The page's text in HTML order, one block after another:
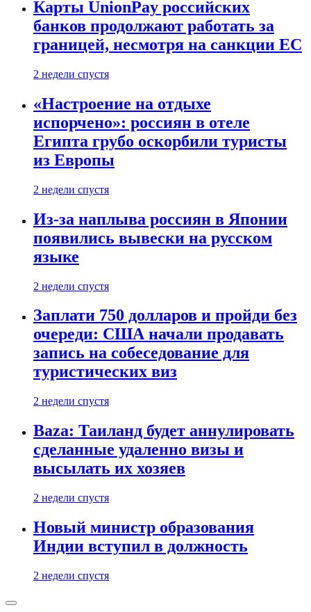
Карты UnionPay российских
банков продолжают работать за
границей, несмотря на санкции ЕС
2 недели спустя
«Настроение на отдыхе
испорчено»: россиян в отеле
Египта грубо оскорбили туристы
из Европы
2 недели спустя
Из-за наплыва россиян в Японии
появились вывески на русском
языке
2 недели спустя
Заплати 750 долларов и пройди без
очереди: США начали продавать
запись на собеседование для
туристических виз
2 недели спустя
Baza: Таиланд будет аннулировать
сделанные удаленно визы и
высылать их хозяев
2 недели спустя
Новый министр образования
Индии вступил в должность
2 недели спустя